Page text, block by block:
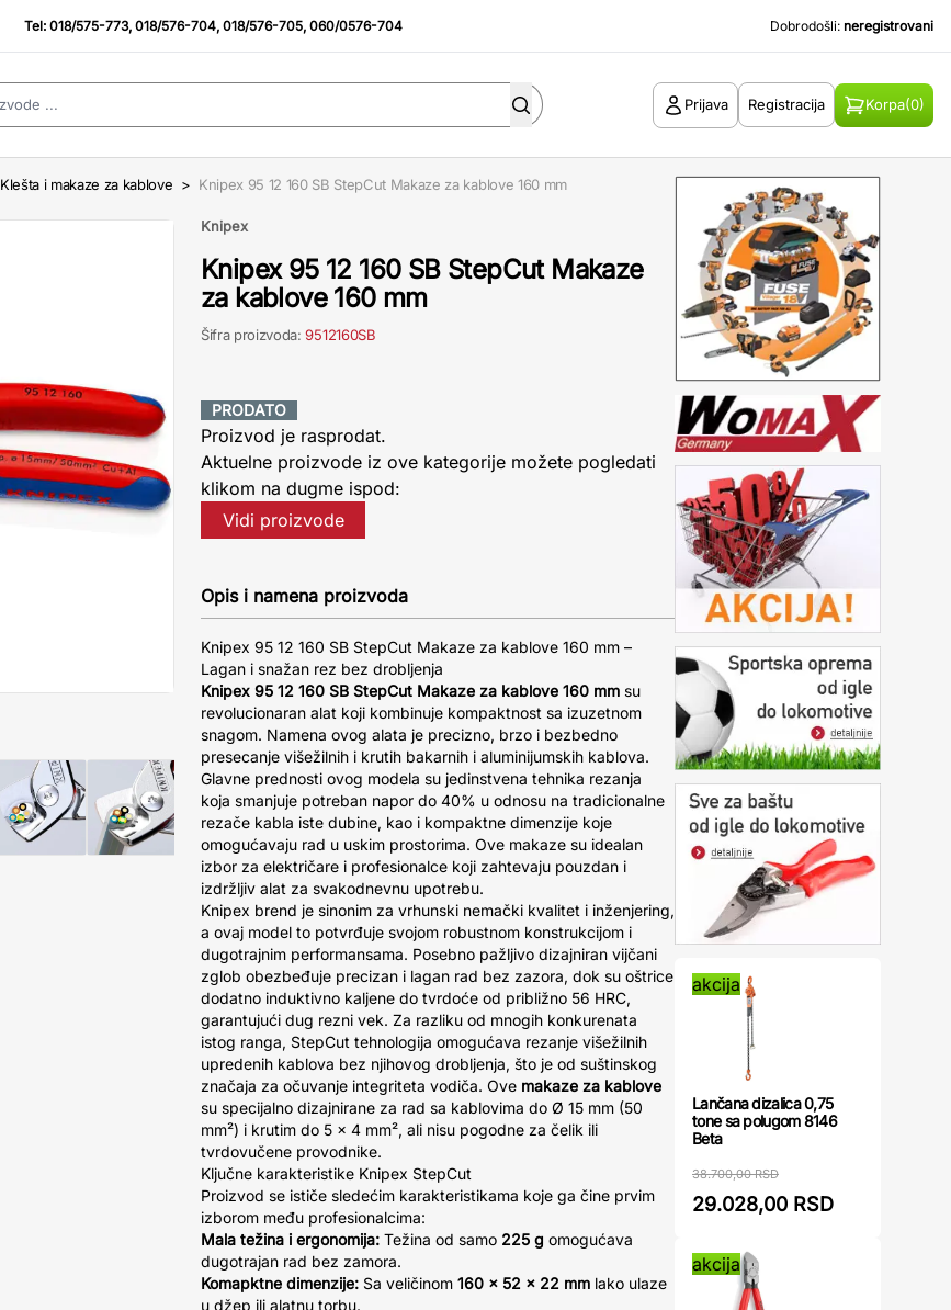
Tel:018/575-773,018/576-704,018/576-705,060/0576-704 Dobrodošli: neregistrovani
Prijava Registracija Korpa(0)
Klešta i makaze za kablove > Knipex 95 12 160 SB StepCut Makaze za kablove 160 mm
Knipex
Knipex 95 12 160 SB StepCut Makaze
za kablove 160 mm
Šifra proizvoda:9512160SB
PRODATO
Proizvod je rasprodat.
Aktuelne proizvode iz ove kategorije možete pogledati
klikom na dugme ispod:
Vidi proizvode
Opis i namena proizvoda
Knipex 95 12 160 SB StepCut Makaze za kablove 160 mm –
Lagan i snažan rez bez drobljenja
Knipex 95 12 160 SB StepCut Makaze za kablove 160 mm su
revolucionaran alat koji kombinuje kompaktnost sa izuzetnom
snagom. Namena ovog alata je precizno, brzo i bezbedno
presecanje višežilnih i krutih bakarnih i aluminijumskih kablova.
Glavne prednosti ovog modela su jedinstvena tehnika rezanja
koja smanjuje potreban napor do 40% u odnosu na tradicionalne
rezače kabla iste dubine, kao i kompaktne dimenzije koje
omogućavaju rad u uskim prostorima. Ove makaze su idealan
izbor za električare i profesionalce koji zahtevaju pouzdan i
izdržljiv alat za svakodnevnu upotrebu.
Knipex brend je sinonim za vrhunski nemački kvalitet i inženjering,
a ovaj model to potvrđuje svojom robustnom konstrukcijom i
dugotrajnim performansama. Posebno pažljivo dizajniran vijčani
zglob obezbeđuje precizan i lagan rad bez zazora, dok su oštrice
dodatno induktivno kaljene do tvrdoće od približno 56 HRC,
garantujući dug rezni vek. Za razliku od mnogih konkurenata
istog ranga, StepCut tehnologija omogućava rezanje višežilnih
upredenih kablova bez njihovog drobljenja, što je od suštinskog
značaja za očuvanje integriteta vodiča. Ove makaze za kablove
su specijalno dizajnirane za rad sa kablovima do Ø 15 mm (50
mm²) i krutim do 5 x 4 mm², ali nisu pogodne za čelik ili
tvrdovučene provodnike.
Ključne karakteristike Knipex StepCut
Proizvod se ističe sledećim karakteristikama koje ga čine prvim
izborom među profesionalcima:
Mala težina i ergonomija: Težina od samo 225 g omogućava
dugotrajan rad bez zamora.
Komapktne dimenzije: Sa veličinom 160 x 52 x 22 mm lako ulaze
u džep ili alatnu torbu.
akcija
Lančana dizalica 0,75
tone sa polugom 8146
Beta
38.700,00 RSD
29.028,00 RSD
akcija